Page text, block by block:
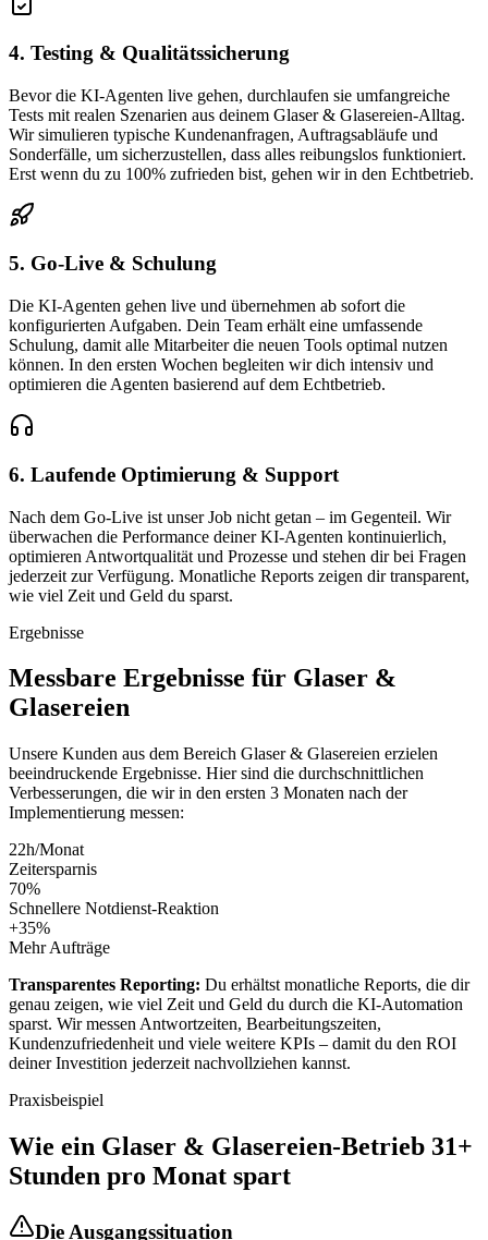
4. Testing & Qualitätssicherung
Bevor die KI-Agenten live gehen, durchlaufen sie umfangreiche
Tests mit realen Szenarien aus deinem Glaser & Glasereien-Alltag.
Wir simulieren typische Kundenanfragen, Auftragsabläufe und
Sonderfälle, um sicherzustellen, dass alles reibungslos funktioniert.
Erst wenn du zu 100% zufrieden bist, gehen wir in den Echtbetrieb.
5. Go-Live & Schulung
Die KI-Agenten gehen live und übernehmen ab sofort die
konfigurierten Aufgaben. Dein Team erhält eine umfassende
Schulung, damit alle Mitarbeiter die neuen Tools optimal nutzen
können. In den ersten Wochen begleiten wir dich intensiv und
optimieren die Agenten basierend auf dem Echtbetrieb.
6. Laufende Optimierung & Support
Nach dem Go-Live ist unser Job nicht getan – im Gegenteil. Wir
überwachen die Performance deiner KI-Agenten kontinuierlich,
optimieren Antwortqualität und Prozesse und stehen dir bei Fragen
jederzeit zur Verfügung. Monatliche Reports zeigen dir transparent,
wie viel Zeit und Geld du sparst.
Ergebnisse
Messbare Ergebnisse für Glaser &
Glasereien
Unsere Kunden aus dem Bereich Glaser & Glasereien erzielen
beeindruckende Ergebnisse. Hier sind die durchschnittlichen
Verbesserungen, die wir in den ersten 3 Monaten nach der
Implementierung messen:
22h/Monat
Zeitersparnis
70%
Schnellere Notdienst-Reaktion
+35%
Mehr Aufträge
Transparentes Reporting: Du erhältst monatliche Reports, die dir
genau zeigen, wie viel Zeit und Geld du durch die KI-Automation
sparst. Wir messen Antwortzeiten, Bearbeitungszeiten,
Kundenzufriedenheit und viele weitere KPIs – damit du den ROI
deiner Investition jederzeit nachvollziehen kannst.
Praxisbeispiel
Wie ein Glaser & Glasereien-Betrieb 31+
Stunden pro Monat spart
Die Ausgangssituation